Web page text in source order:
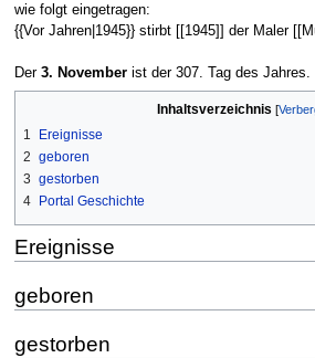
wie folgt eingetragen:
{{Vor Jahren|1945}} stirbt [[1945]] der Maler
Der 3. Novemberist der 307. Tag des Jahres.
Inhaltsverzeichnis
1
Ereignisse
2 geboren
3 gestorben
4
Portal Geschichte
Ereignisse
geboren
gestorben